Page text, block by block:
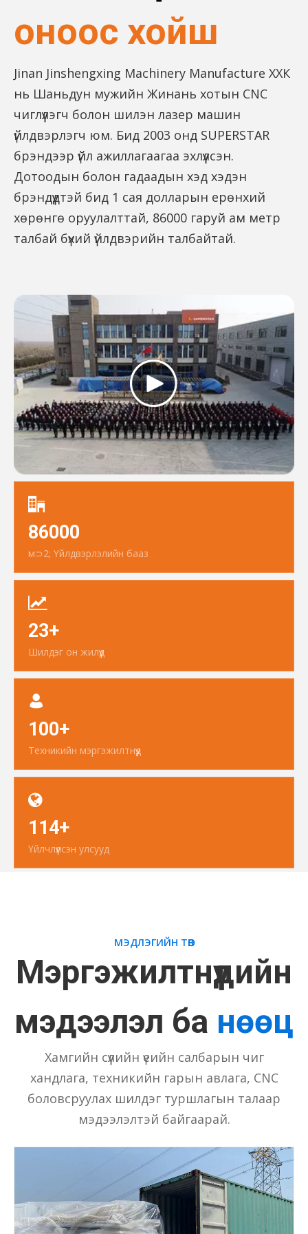
оноос хойш
Jinan Jinshengxing Machinery Manufacture ХХК
нь Шаньдун мужийн Жинань хотын CNC
чиглүүлэгч болон шилэн лазер машин
үйлдвэрлэгч юм. Бид 2003 онд SUPERSTAR
брэндээр үйл ажиллагаагаа эхлүүлсэн.
Дотоодын болон гадаадын хэд хэдэн
брэндүүдтэй бид 1 сая долларын ерөнхий
хөрөнгө оруулалттай, 86000 гаруй ам метр
талбай бүхий үйлдвэрийн талбайтай.
86000
м⊃2; Үйлдвэрлэлийн бааз
23+
Шилдэг он жилүүд
100+
Техникийн мэргэжилтнүүд
114+
Үйлчлүүлсэн улсууд
МЭДЛЭГИЙН ТӨВ
Мэргэжилтнүүдийн
мэдээлэл ба нөөц
Хамгийн сүүлийн үеийн салбарын чиг
хандлага, техникийн гарын авлага, CNC
боловсруулах шилдэг туршлагын талаар
мэдээлэлтэй байгаарай.